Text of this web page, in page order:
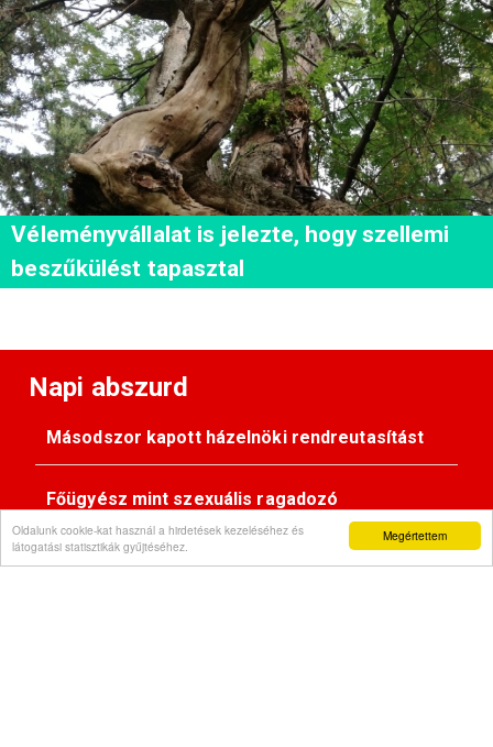
Megértettem
Oldalunk cookie-kat használ a hirdetések kezeléséhez és
látogatási statisztikák gyűjtéséhez.
Véleményvállalat is jelezte, hogy szellemi
beszűkülést tapasztal
Napi abszurd
Másodszor kapott házelnöki rendreutasítást
Főügyész mint szexuális ragadozó
Pimasz önkényúr